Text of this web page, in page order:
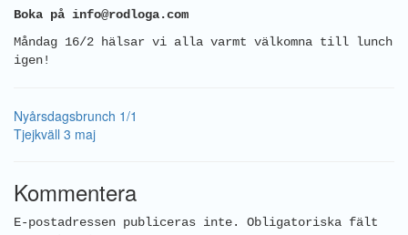
Boka på info@rodloga.com
Måndag 16/2 hälsar vi alla varmt välkomna till lunch
igen!
Nyårsdagsbrunch 1/1
Tjejkväll 3 maj
Kommentera
E-postadressen publiceras inte.
Obligatoriska fält